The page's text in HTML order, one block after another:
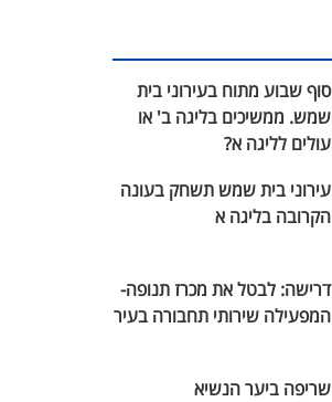
סוף שבוע מתוח בעירוני בית
שמש. ממשיכים בליגה ב' או
עולים לליגה א?
עירוני בית שמש תשחק בעונה
הקרובה בליגה א
דרישה: לבטל את מכרז תנופה-
המפעילה שירותי תחבורה בעיר
שריפה ביער הנשיא